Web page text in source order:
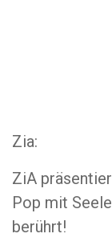
Zia:
ZiA
Pop mit
berührt!